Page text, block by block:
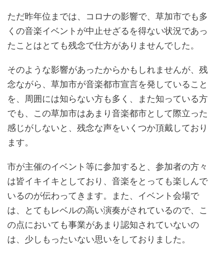
ただ昨年位までは、コロナの影響で、草加市でも多
くの音楽イベントが中止せざるを得ない状況であっ
たことはとても残念で仕方がありませんでした。
そのような影響があったからかもしれませんが、残
念ながら、草加市が音楽都市宣言を発していること
を、周囲には知らない方も多く、また知っている方
でも、この草加市はあまり音楽都市として際立った
感じがしないと、残念な声をいくつか頂戴しており
ます。
市が主催のイベント等に参加すると、参加者の方々
は皆イキイキとしており、音楽をとっても楽しんで
いるのが伝わってきます。また、イベント会場で
は、とてもレベルの高い演奏がされているので、こ
の点においても事業があまり認知されていないの
は、少しもったいない思いをしておりました。